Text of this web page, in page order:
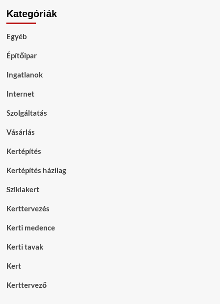
Kategóriák
Egyéb
Építőipar
Ingatlanok
Internet
Szolgáltatás
Vásárlás
Kertépítés
Kertépítés házilag
Sziklakert
Kerttervezés
Kerti medence
Kerti tavak
Kert
Kerttervező